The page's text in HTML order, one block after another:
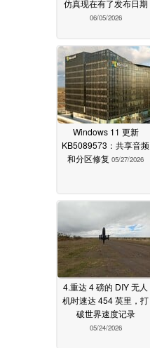
仿真现在有了发布日期
06/05/2026
Windows 11 更新
KB5089573：共享音频
和分区修复 05/27/2026
4.重达 4 磅的 DIY 无人
机时速达 454 英里，打
破世界速度记录
05/24/2026